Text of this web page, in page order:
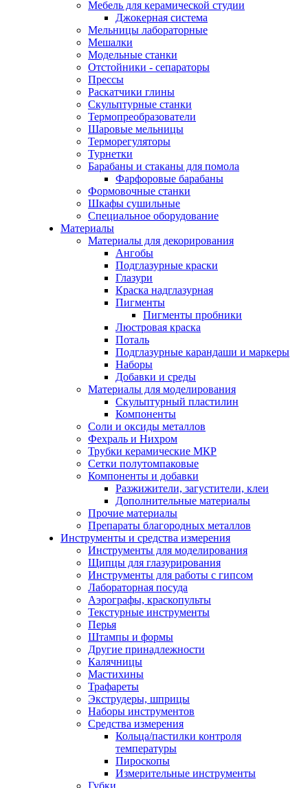
Мебель для керамической студии
Джокерная система
Мельницы лабораторные
Мешалки
Модельные станки
Отстойники - сепараторы
Прессы
Раскатчики глины
Скульптурные станки
Термопреобразователи
Шаровые мельницы
Терморегуляторы
Турнетки
Барабаны и стаканы для помола
Фарфоровые барабаны
Формовочные станки
Шкафы сушильные
Специальное оборудование
Материалы
Материалы для декорирования
Ангобы
Подглазурные краски
Глазури
Краска надглазурная
Пигменты
Пигменты пробники
Люстровая краска
Поталь
Подглазурные карандаши и маркеры
Наборы
Добавки и среды
Материалы для моделирования
Скульптурный пластилин
Компоненты
Соли и оксиды металлов
Фехраль и Нихром
Трубки керамические МКР
Сетки полутомпаковые
Компоненты и добавки
Разжижители, загустители, клеи
Дополнительные материалы
Прочие материалы
Препараты благородных металлов
Инструменты и средства измерения
Инструменты для моделирования
Щипцы для глазурирования
Инструменты для работы с гипсом
Лабораторная посуда
Аэрографы, краскопульты
Текстурные инструменты
Перья
Штампы и формы
Другие принадлежности
Калячницы
Мастихины
Трафареты
Экструдеры, шприцы
Наборы инструментов
Средства измерения
Кольца/пастилки контроля
температуры
Пироскопы
Измерительные инструменты
Губки